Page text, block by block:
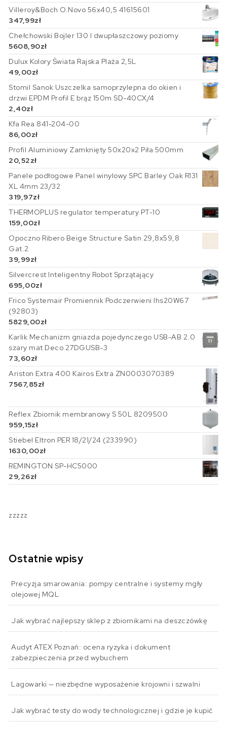
Villeroy&Boch O.Novo 56x40,5 41615601
347,99zł
Chełchowski Bojler 130 l dwupłaszczowy poziomy
5608,90zł
Dulux Kolory Świata Rajska Plaża 2,5L
49,00zł
Stomil Sanok Uszczelka samoprzylepna do okien i
drzwi EPDM Profil E brąz 150m SD-40CX/4
2,40zł
Kfa Rea 841-204-00
86,00zł
Profil Aluminiowy Zamknięty 50x20x2 Piła 500mm
20,52zł
Panele podłogowe Panel winylowy SPC Barley Oak R131
XL 4mm 23/32
319,97zł
THERMOPLUS regulator temperatury PT-10
159,00zł
Opoczno Ribero Beige Structure Satin 29,8x59,8
Gat.2
39,99zł
Silvercrest Inteligentny Robot Sprzątający
695,00zł
Frico Systemair Promiennik Podczerwieni Ihs20W67
(92803)
5829,00zł
Karlik Mechanizm gniazda pojedynczego USB-AB 2.0
szary mat Deco 27DGUSB-3
73,60zł
Ariston Extra 400 Kairos Extra ZN0003070389
7567,85zł
Reflex Zbiornik membranowy S 50L 8209500
959,15zł
Stiebel Eltron PER 18/21/24 (233990)
1630,00zł
REMINGTON SP-HC5000
29,26zł
zzzzz
Ostatnie wpisy
Precyzja smarowania: pompy centralne i systemy mgły
olejowej MQL
Jak wybrać najlepszy sklep z zbiornikami na deszczówkę
Audyt ATEX Poznań: ocena ryzyka i dokument
zabezpieczenia przed wybuchem
Lagowarki — niezbędne wyposażenie krojowni i szwalni
Jak wybrać testy do wody technologicznej i gdzie je kupić